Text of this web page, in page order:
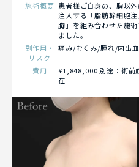
施術概要 患者様ご自身の、胸以
注入する「脂肪幹細胞
胸」を組み合わせた施
ました。
副作用・
リスク
痛み/むくみ/腫れ/内出
費用
¥1,848,000 別途：術前
在